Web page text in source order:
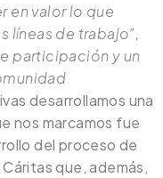
en valor lo que
líneas de trabajo”,
participación y un
desarrollamos una
nos marcamos fue
del proceso de
que, además,